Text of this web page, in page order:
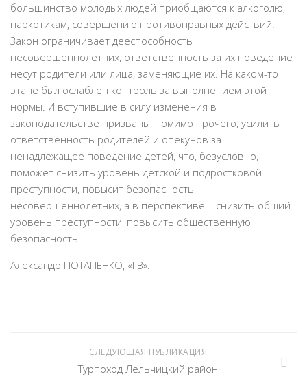
большинство молодых людей приобщаются к алкоголю,
наркотикам, совершению противоправных действий.
Закон ограничивает дееспособность
несовершеннолетних, ответственность за их поведение
несут родители или лица, заменяющие их. На каком-то
этапе был ослаблен контроль за выполнением этой
нормы. И вступившие в силу изменения в
законодательстве призваны, помимо прочего, усилить
ответственность родителей и опекунов за
ненадлежащее поведение детей, что, безусловно,
поможет снизить уровень детской и подростковой
преступности, повысит безопасность
несовершеннолетних, а в перспективе – снизить общий
уровень преступности, повысить общественную
безопасность.
Александр ПОТАПЕНКО, «ГВ».
СЛЕДУЮЩАЯ ПУБЛИКАЦИЯ
Турпоход Лельчицкий район